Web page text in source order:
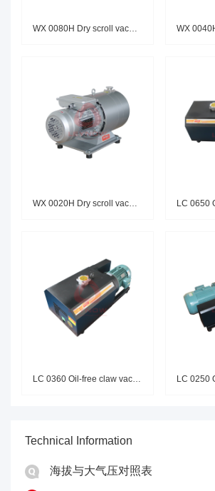
WX 0020H Dry scroll vacuum pum
LC 0360 Oil-free claw vacuum p
Technical Information
海拔与大气压对照表